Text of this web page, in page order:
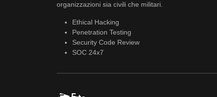
organizzazioni sia civili che militari.
Ethical Hacking
Penetration Testing
Security Code Review
SOC 24x7